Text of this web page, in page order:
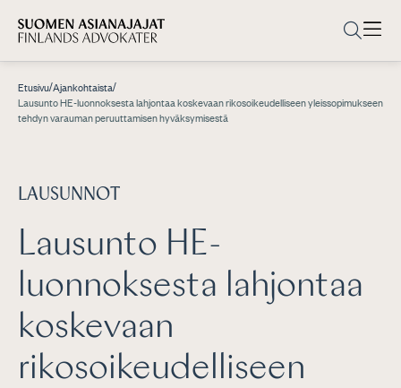
Etusivu/Ajankohtaista/
Lausunto HE-luonnoksesta lahjontaa koskevaan rikosoikeudelliseen yleissopimukseen
tehdyn varauman peruuttamisen hyväksymisestä
LAUSUNNOT
Lausunto HE-
luonnoksesta lahjontaa
koskevaan
rikosoikeudelliseen